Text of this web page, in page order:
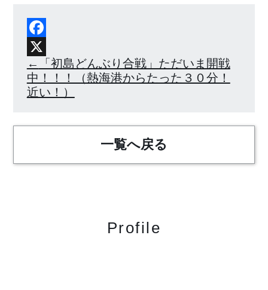
Facebook
X
「初島どんぶり合戦」ただいま開戦
中！！！（熱海港からたった３０分！
近い！）
一覧へ戻る
Profile